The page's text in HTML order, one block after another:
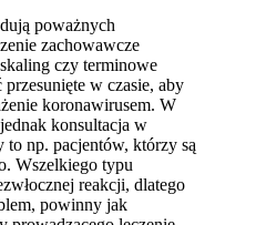
poważnych
zachowawcze
czy terminowe
w czasie, aby
koronawirusem. W
konsultacja w
np. pacjentów, którzy są
Wszelkiego typu
reakcji, dlatego
powinny jak